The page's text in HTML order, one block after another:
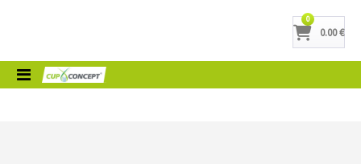
Cart
0.00 €
0Artikel
Toggle
Nav